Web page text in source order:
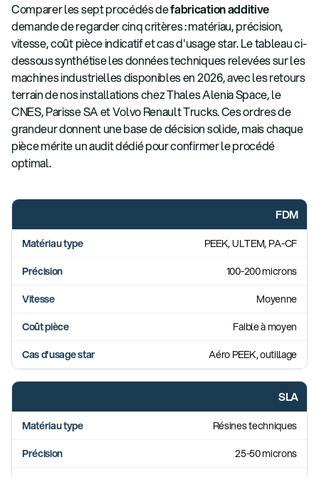
Comparer les sept procédés defabrication additive
demande de regarder cinq critères : matériau, précision,
vitesse, coût pièce indicatif et cas d'usage star. Le tableau ci-
dessous synthétise les données techniques relevées sur les
machines industrielles disponibles en 2026, avec les retours
terrain de nos installations chez Thales Alenia Space, le
CNES, Parisse SA et Volvo Renault Trucks. Ces ordres de
grandeur donnent une base de décision solide, mais chaque
pièce mérite un audit dédié pour confirmer le procédé
optimal.
FDM
PEEK, ULTEM, PA-CF
100-200 microns
Moyenne
Faible à moyen
Aéro PEEK, outillage
SLA
Résines techniques
25-50 microns